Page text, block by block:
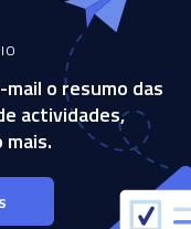
o resumo das
actividades,